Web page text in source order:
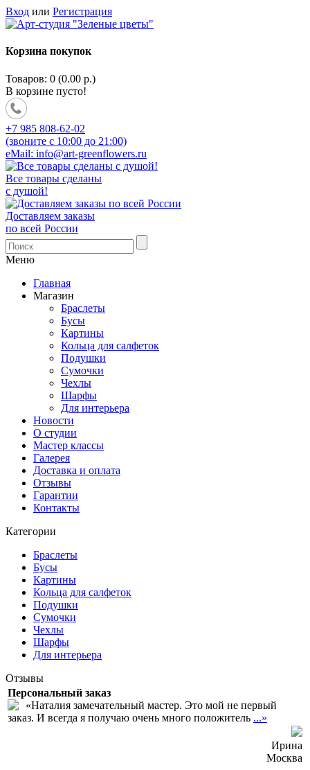
Вход или Регистрация
Корзина покупок
Товаров: 0 (0.00 р.)
В корзине пусто!
+7 985 808-62-02
(звоните с 10:00 до 21:00)
eMail: info@art-greenflowers.ru
Все товары сделаны
с душой!
Доставляем заказы
по всей России
Меню
Главная
Магазин
Браслеты
Бусы
Картины
Кольца для салфеток
Подушки
Сумочки
Чехлы
Шарфы
Для интерьера
Новости
О студии
Мастер классы
Галерея
Доставка и оплата
Отзывы
Гарантии
Контакты
Категории
Браслеты
Бусы
Картины
Кольца для салфеток
Подушки
Сумочки
Чехлы
Шарфы
Для интерьера
Отзывы
Персональный заказ
«Наталия замечательный мастер. Это мой не первый
заказ. И всегда я получаю очень много положитель ...»
Ирина
Москва